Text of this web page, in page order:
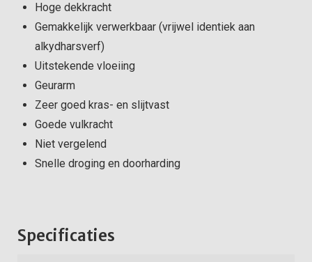
Hoge dekkracht
Gemakkelijk verwerkbaar (vrijwel identiek aan
alkydharsverf)
Uitstekende vloeiing
Geurarm
Zeer goed kras- en slijtvast
Goede vulkracht
Niet vergelend
Snelle droging en doorharding
Specificaties